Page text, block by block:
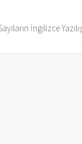
İngilizce